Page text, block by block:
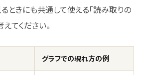
ときにも共通して使える「読み取りの
えてください。
グラフでの現れ方の例